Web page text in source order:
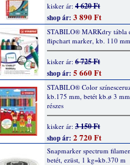
kisker ár: 4 620 Ft
shop ár: 3 890 Ft
STABILO® MARKdry tábla
flipchart marker, kb. 110 mm
kisker ár: 6 725 Ft
shop ár: 5 660 Ft
STABILO® Color
kb.175 mm, betét kb.ø 3
részes
kisker ár: 3 150 Ft
shop ár: 2 720 Ft
Snapmarker spectrum
betét, ezüst, 1 kg=kb.370 m